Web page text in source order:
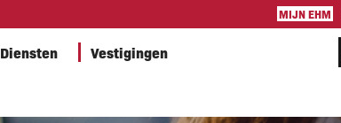
MIJN EHM
Diensten Vestigingen